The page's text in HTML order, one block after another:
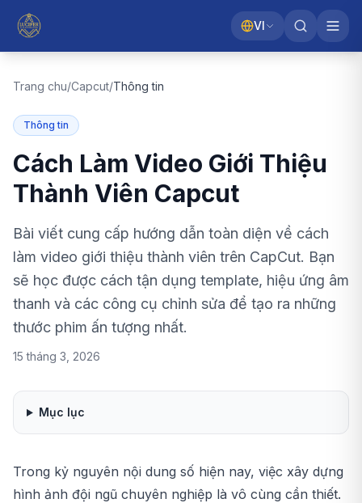
VI
Trang chu/Capcut/Thông tin
Thông tin
Cách Làm Video Giới Thiệu
Thành Viên Capcut
Bài viết cung cấp hướng dẫn toàn diện về cách
làm video giới thiệu thành viên trên CapCut. Bạn
sẽ học được cách tận dụng template, hiệu ứng âm
thanh và các công cụ chỉnh sửa để tạo ra những
thước phim ấn tượng nhất.
15 tháng 3, 2026
Mục lục
Trong kỷ nguyên nội dung số hiện nay, việc xây dựng
hình ảnh đội ngũ chuyên nghiệp là vô cùng cần thiết.